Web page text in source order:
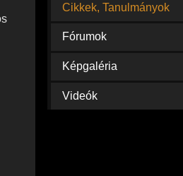
Cikkek, Tanulmányok
Fórumok
Képgaléria
Videók